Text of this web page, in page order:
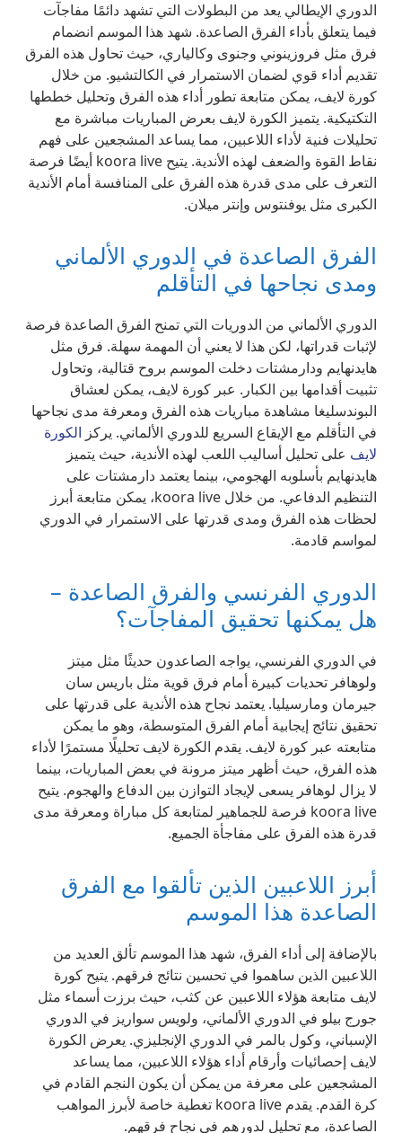
الدوري الإيطالي يعد من البطولات التي تشهد دائمًا مفاجآت
فيما يتعلق بأداء الفرق الصاعدة. شهد هذا الموسم انضمام
فرق مثل فروزينوني وجنوى وكالياري، حيث تحاول هذه الفرق
تقديم أداء قوي لضمان الاستمرار في الكالتشيو. من خلال
كورة لايف، يمكن متابعة تطور أداء هذه الفرق وتحليل خططها
التكتيكية. يتميز الكورة لايف بعرض المباريات مباشرة مع
تحليلات فنية لأداء اللاعبين، مما يساعد المشجعين على فهم
نقاط القوة والضعف لهذه الأندية. يتيح koora live أيضًا فرصة
التعرف على مدى قدرة هذه الفرق على المنافسة أمام الأندية
الكبرى مثل يوفنتوس وإنتر ميلان.
الفرق الصاعدة في الدوري الألماني
ومدى نجاحها في التأقلم
الدوري الألماني من الدوريات التي تمنح الفرق الصاعدة فرصة
لإثبات قدراتها، لكن هذا لا يعني أن المهمة سهلة. فرق مثل
هايدنهايم ودارمشتات دخلت الموسم بروح قتالية، وتحاول
تثبيت أقدامها بين الكبار. عبر كورة لايف، يمكن لعشاق
البوندسليغا مشاهدة مباريات هذه الفرق ومعرفة مدى نجاحها
في التأقلم مع الإيقاع السريع للدوري الألماني. يركز الكورة
لايف على تحليل أساليب اللعب لهذه الأندية، حيث يتميز
هايدنهايم بأسلوبه الهجومي، بينما يعتمد دارمشتات على
التنظيم الدفاعي. من خلال koora live، يمكن متابعة أبرز
لحظات هذه الفرق ومدى قدرتها على الاستمرار في الدوري
لمواسم قادمة.
الدوري الفرنسي والفرق الصاعدة –
هل يمكنها تحقيق المفاجآت؟
في الدوري الفرنسي، يواجه الصاعدون حديثًا مثل ميتز
ولوهافر تحديات كبيرة أمام فرق قوية مثل باريس سان
جيرمان ومارسيليا. يعتمد نجاح هذه الأندية على قدرتها على
تحقيق نتائج إيجابية أمام الفرق المتوسطة، وهو ما يمكن
متابعته عبر كورة لايف. يقدم الكورة لايف تحليلًا مستمرًا لأداء
هذه الفرق، حيث أظهر ميتز مرونة في بعض المباريات، بينما
لا يزال لوهافر يسعى لإيجاد التوازن بين الدفاع والهجوم. يتيح
koora live فرصة للجماهير لمتابعة كل مباراة ومعرفة مدى
قدرة هذه الفرق على مفاجأة الجميع.
أبرز اللاعبين الذين تألقوا مع الفرق
الصاعدة هذا الموسم
بالإضافة إلى أداء الفرق، شهد هذا الموسم تألق العديد من
اللاعبين الذين ساهموا في تحسين نتائج فرقهم. يتيح كورة
لايف متابعة هؤلاء اللاعبين عن كثب، حيث برزت أسماء مثل
جورج بيلو في الدوري الألماني، ولويس سواريز في الدوري
الإسباني، وكول بالمر في الدوري الإنجليزي. يعرض الكورة
لايف إحصائيات وأرقام أداء هؤلاء اللاعبين، مما يساعد
المشجعين على معرفة من يمكن أن يكون النجم القادم في
كرة القدم. يقدم koora live تغطية خاصة لأبرز المواهب
الصاعدة، مع تحليل لدورهم في نجاح فرقهم.